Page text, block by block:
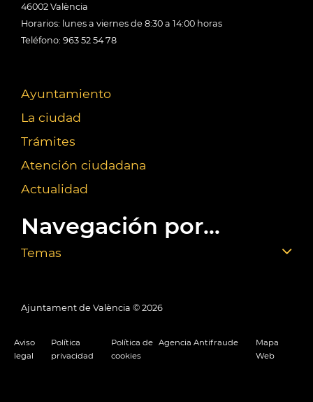
46002 València
Horarios: lunes a viernes de 8:30 a 14:00 horas
Teléfono: 963 52 54 78
Ayuntamiento
La ciudad
Trámites
Atención ciudadana
Actualidad
Navegación por...
Temas
Ajuntament de València © 2026
Aviso
legal
Política
privacidad
Política de
cookies
Agencia Antifraude
Mapa
Web